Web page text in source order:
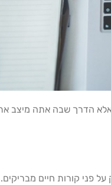
הדרך שבה אתה מיצב את
עם מותג אישי חזק על פני